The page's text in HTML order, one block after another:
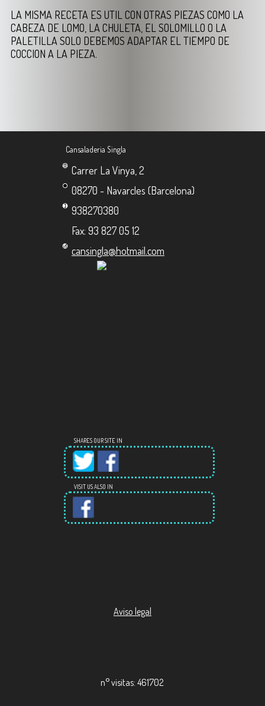
LA MISMA RECETA ES UTIL CON OTRAS PIEZAS COMO LA
CABEZA DE LOMO, LA CHULETA, EL SOLOMILLO O LA
PALETILLA SOLO DEBEMOS ADAPTAR EL TIEMPO DE
COCCION A LA PIEZA.
Cansaladeria Singla
Carrer La Vinya, 2
08270 - Navarcles (Barcelona)
938270380
Fax: 93 827 05 12
cansingla@hotmail.com
SHARES OUR SITE IN
VISIT US ALSO IN
Aviso legal
n° visitas: 461702